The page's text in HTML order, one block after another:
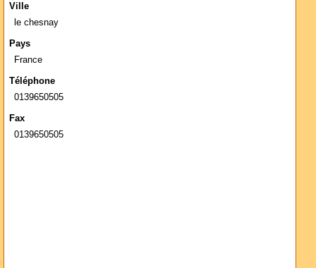
Ville
le chesnay
Pays
France
Téléphone
0139650505
Fax
0139650505